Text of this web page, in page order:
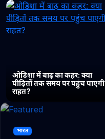
ओडिशा में बाढ़ का कहर: क्या
पीड़ितों तक समय पर पहुंच पाएगी
राहत?
भारत